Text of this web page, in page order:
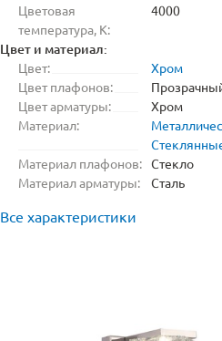
Цветовая
температура, K:
4000
Цвет и материал:
Цвет:
Хром
Цвет плафонов:
Цвет арматуры:
Хром
Материал:
Материал плафонов: Стекло
Материал арматуры:
Сталь
Все характеристики